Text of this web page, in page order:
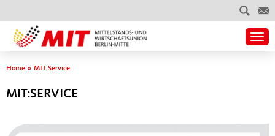
Sie sind hier
Home » MIT:Service
MIT:SERVICE